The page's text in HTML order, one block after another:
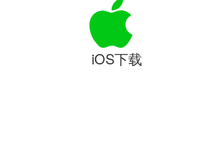
iOS下载